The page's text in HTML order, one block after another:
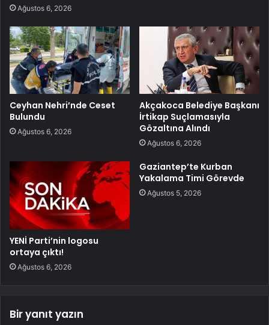
Ağustos 6, 2026
Ceyhan Nehri’nde Ceset
Bulundu
Ağustos 6, 2026
Akçakoca Belediye Başkanı
İrtikap Suçlamasıyla
Gözaltına Alındı
Ağustos 6, 2026
YENİ Parti’nin logosu
ortaya çıktı!
Ağustos 6, 2026
Gaziantep’te Kurban
Yakalama Timi Görevde
Ağustos 5, 2026
Bir yanıt yazın